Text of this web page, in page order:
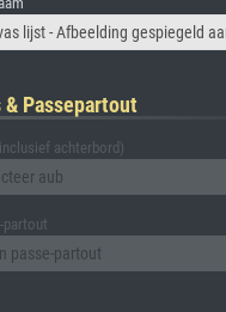
& Passepartout
achterbord)
aub
partout
passe-partout